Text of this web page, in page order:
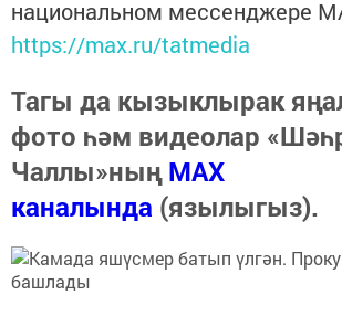
национальном мессенджере
https://max.ru/tatmedia
Тагы да кызыклырак
фото һәм видеолар
Чаллы»ныңMAX
каналында (язылыгыз).